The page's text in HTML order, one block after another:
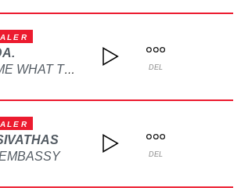
TELL ME WHAT TO DO DEL
DEL